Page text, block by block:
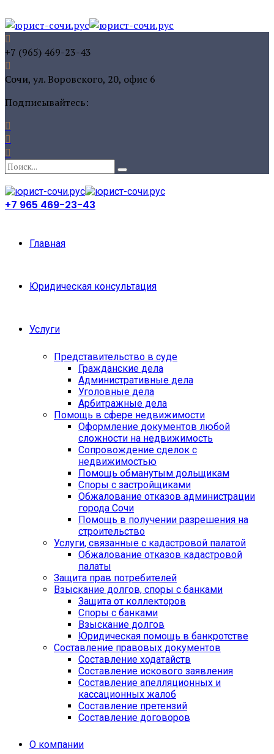
+7 (965) 469-23-43
Сочи, ул. Воровского, 20, офис 6
Подписывайтесь:
+7 965 469-23-43
Главная
Юридическая консультация
Услуги
Представительство в суде
Гражданские дела
Административные дела
Уголовные дела
Арбитражные дела
Помощь в сфере недвижимости
Оформление документов любой
сложности на недвижимость
Сопровождение сделок с
недвижимостью
Помощь обманутым дольщикам
Споры с застройщиками
Обжалование отказов администрации
города Сочи
Помощь в получении разрешения на
строительство
Услуги, связанные с кадастровой палатой
Обжалование отказов кадастровой
палаты
Защита прав потребителей
Взыскание долгов, споры с банками
Защита от коллекторов
Споры с банками
Взыскание долгов
Юридическая помощь в банкротстве
Составление правовых документов
Составление ходатайств
Составление искового заявления
Составление апелляционных и
кассационных жалоб
Cоставление претензий
Составление договоров
О компании